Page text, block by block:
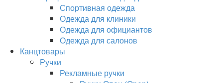
Спортивная одежда
Одежда для клиники
Одежда для официантов
Одежда для салонов
Канцтовары
Ручки
Рекламные ручки